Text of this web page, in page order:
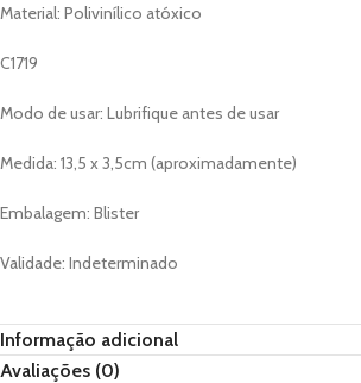
Material: Polivinílico atóxico
C1719
Modo de usar: Lubrifique antes de usar
Medida: 13,5 x 3,5cm (aproximadamente)
Embalagem: Blister
Validade: Indeterminado
Informação adicional
Avaliações (0)